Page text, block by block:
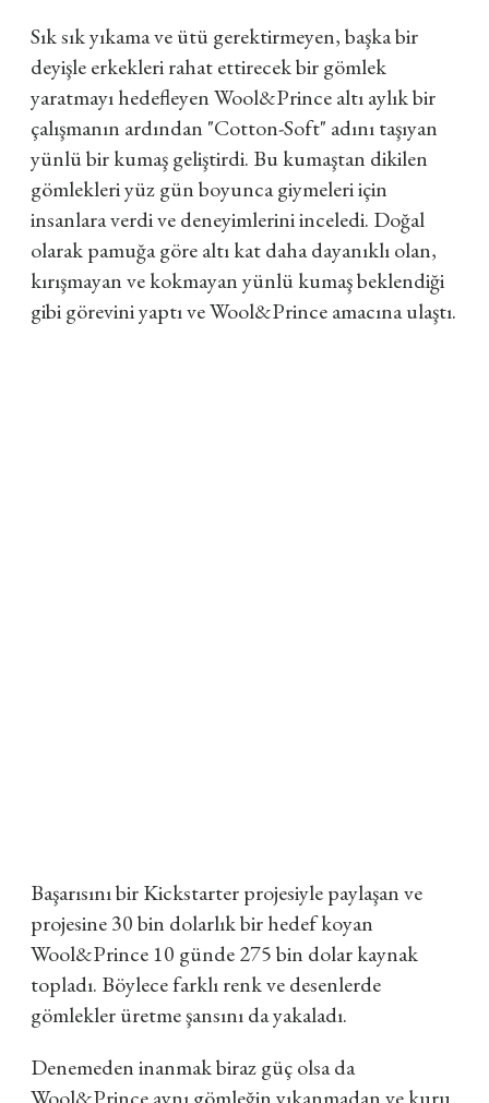
Sık sık yıkama ve ütü gerektirmeyen, başka bir
deyişle erkekleri rahat ettirecek bir gömlek
yaratmayı hedefleyen Wool&Prince altı aylık bir
çalışmanın ardından "Cotton-Soft" adını taşıyan
yünlü bir kumaş geliştirdi. Bu kumaştan dikilen
gömlekleri yüz gün boyunca giymeleri için
insanlara verdi ve deneyimlerini inceledi. Doğal
olarak pamuğa göre altı kat daha dayanıklı olan,
kırışmayan ve kokmayan yünlü kumaş beklendiği
gibi görevini yaptı ve Wool&Prince amacına ulaştı.
Başarısını bir Kickstarter projesiyle paylaşan ve
projesine 30 bin dolarlık bir hedef koyan
Wool&Prince 10 günde 275 bin dolar kaynak
topladı. Böylece farklı renk ve desenlerde
gömlekler üretme şansını da yakaladı.
Denemeden inanmak biraz güç olsa da